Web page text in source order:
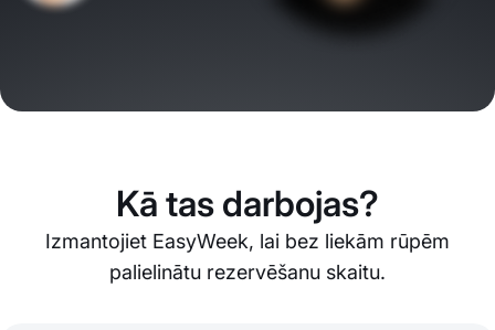
Kā tas darbojas?
Izmantojiet EasyWeek, lai bez liekām rūpēm
palielinātu rezervēšanu skaitu.